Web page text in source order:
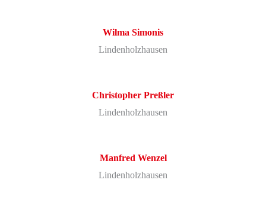
Wilma Simonis
Lindenholzhausen
Christopher Preßler
Lindenholzhausen
Manfred Wenzel
Lindenholzhausen